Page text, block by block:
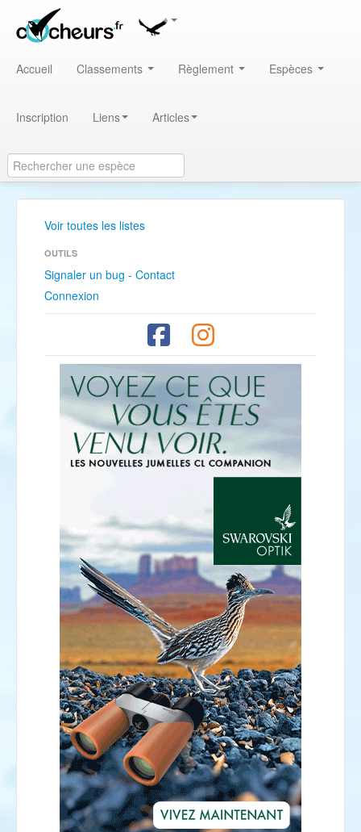
Accueil Classements Règlement Espèces
Inscription Liens Articles
Voir toutes les listes
OUTILS
Signaler un bug - Contact
Connexion